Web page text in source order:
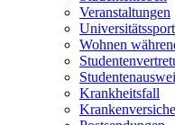
Veranstaltungen
Universitätssport
Wohnen
Krankheitsfall